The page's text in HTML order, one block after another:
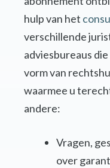
hulp van het
verschillende
adviesbureaus
vorm van
waarmee u
andere:
Vragen,
over